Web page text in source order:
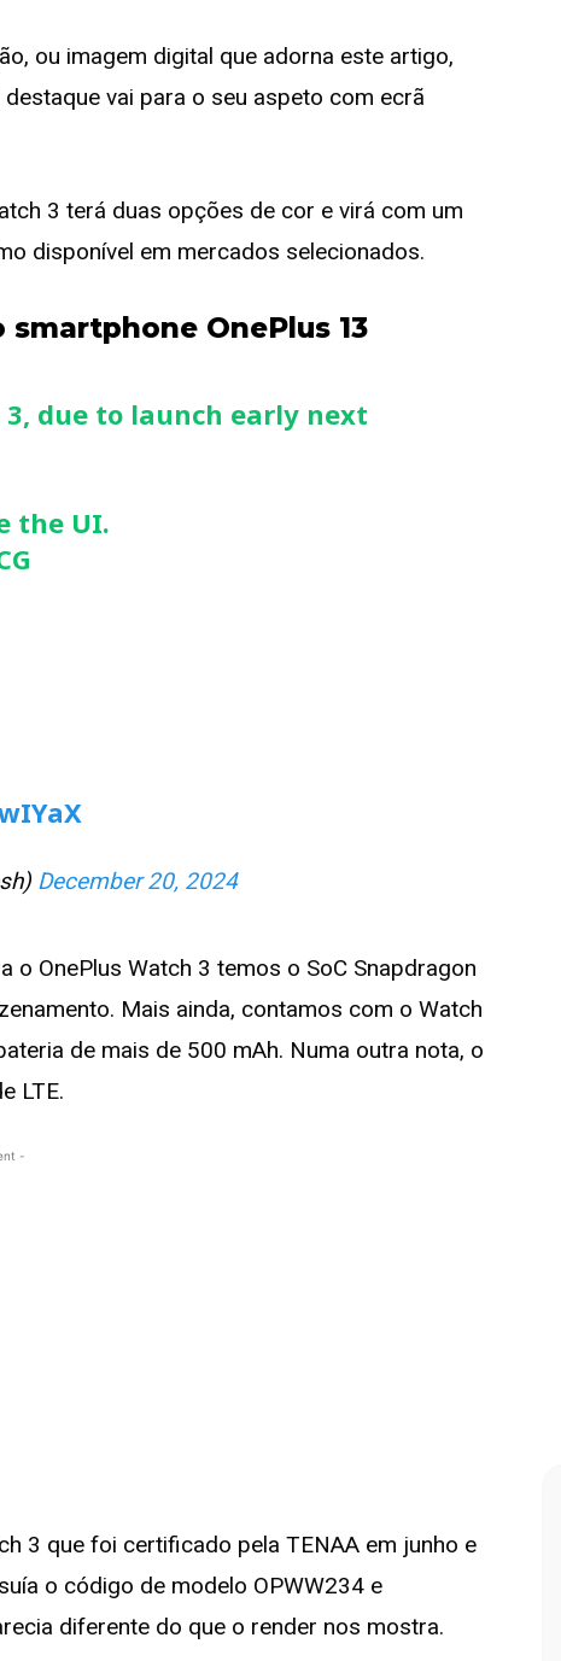
ou imagem digital que adorna este artigo,
vai para o seu aspeto com ecrã
3 terá duas opções de cor e virá com um
disponível em mercados selecionados.
OnePlus 13
due to launch early next
the UI.
December 20, 2024
OnePlus Watch 3 temos o SoC Snapdragon
Mais ainda, contamos com o Watch
de mais de 500 mAh. Numa outra nota, o
LTE.
-
3 que foi certificado pela TENAA em junho e
o código de modelo OPWW234 e
diferente do que o render nos mostra.